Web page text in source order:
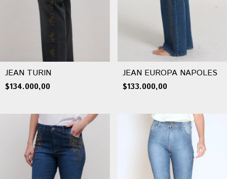
JEAN TURIN
$134.000,00
JEAN EUROPA NAPOLES
$133.000,00